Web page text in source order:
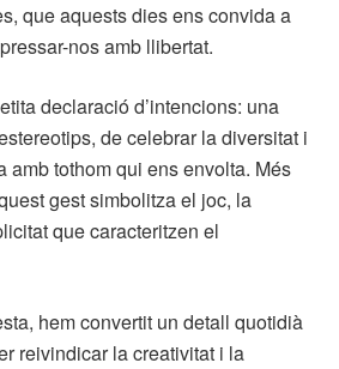
que aquests dies ens convida a
nos amb llibertat.
declaració d’intencions: una
de celebrar la diversitat i
amb tothom qui ens envolta. Més
gest simbolitza el joc, la
que caracteritzen el
hem convertit un detall quotidià
reivindicar la creativitat i la